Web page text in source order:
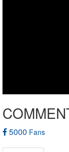
5000 Fans